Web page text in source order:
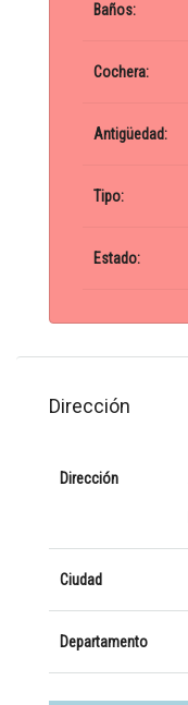
Baños:
Cochera:
Antigüedad:
Tipo:
Estado:
Dirección
Dirección
Ciudad
Departamento